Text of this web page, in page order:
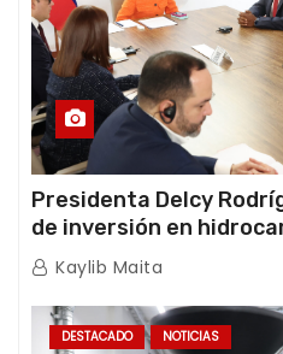
Presidenta Delcy
de inversión en
Africana de Energía
Kaylib Maita
DESTACADO NOTICIAS